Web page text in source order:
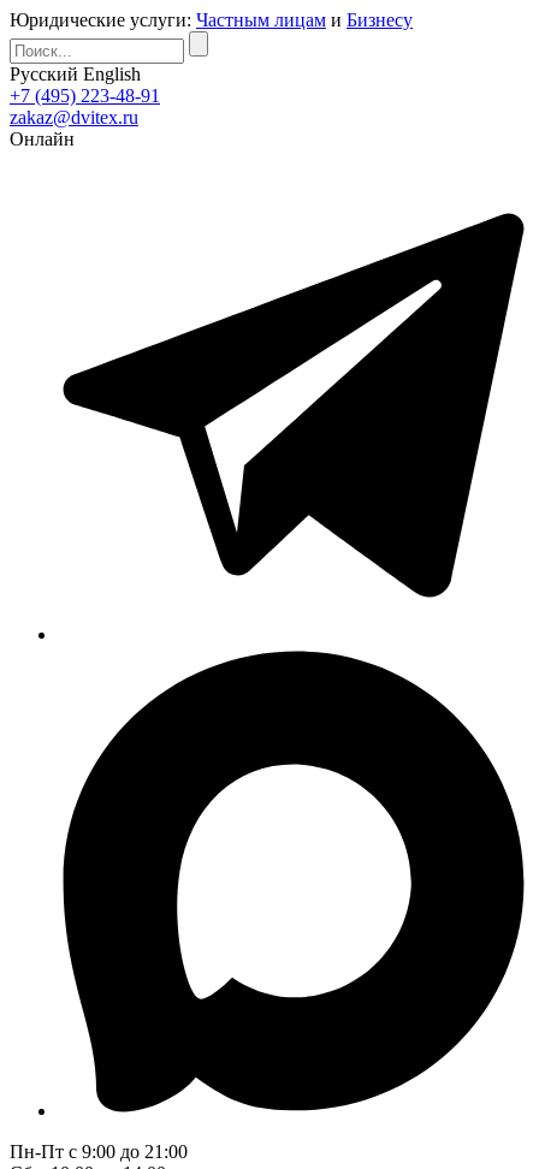
Юридические услуги: Частным лицам и Бизнесу
Русский English
+7 (495) 223-48-91
zakaz@dvitex.ru
Онлайн
Пн-Пт с 9:00 до 21:00